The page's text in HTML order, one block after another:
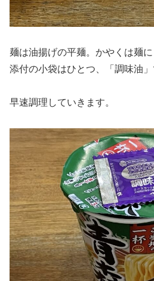
麺は油揚げの平麺。かやくは麺に
添付の小袋はひとつ、「調味油」
早速調理していきます。